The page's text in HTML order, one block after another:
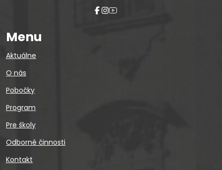
Menu
Aktuálne
O nás
Pobočky
Program
Pre školy
Odborné činnosti
Kontakt